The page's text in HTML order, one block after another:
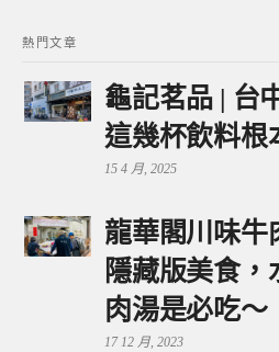
熱門文章
龜記茗品 | 台
這幾杯飲料根
15 4 月, 2025
龍華閣川味牛
隱藏版美食
肉湯是必吃～
17 12 月, 2023